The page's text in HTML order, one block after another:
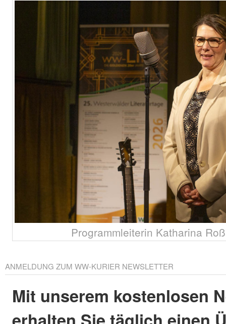
Programmleiterin Katharina
ANMELDUNG ZUM WW-KURIER NEWSLETTER
Mit unserem kostenlosen